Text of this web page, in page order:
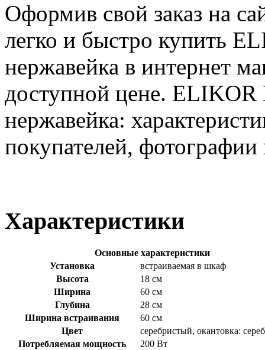
Оформив свой заказ на
легко и быстро купить
нержавейка в интернет
доступной цене. ELIKOR
нержавейка:
покупателей,
Характеристики
Основные характеристики
Установка
встраиваемая в шкаф
Высота
18 см
Ширина
60 см
Глубина
28 см
Ширина встраивания
60 см
Цвет
серебристый, окантовка:
Потребляемая мощность
200 Вт